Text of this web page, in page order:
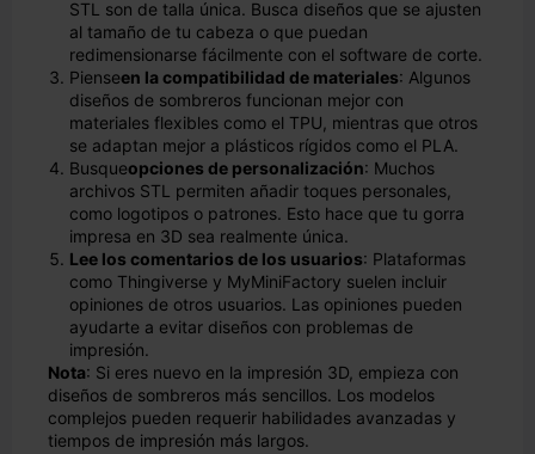
STL son de talla única. Busca diseños que se ajusten
al tamaño de tu cabeza o que puedan
redimensionarse fácilmente con el software de corte.
Pienseen la compatibilidad de materiales: Algunos
diseños de sombreros funcionan mejor con
materiales flexibles como el TPU, mientras que otros
se adaptan mejor a plásticos rígidos como el PLA.
Busqueopciones de personalización: Muchos
archivos STL permiten añadir toques personales,
como logotipos o patrones. Esto hace que tu gorra
impresa en 3D sea realmente única.
Lee los comentarios de los usuarios: Plataformas
como Thingiverse y MyMiniFactory suelen incluir
opiniones de otros usuarios. Las opiniones pueden
ayudarte a evitar diseños con problemas de
impresión.
Nota: Si eres nuevo en la impresión 3D, empieza con
diseños de sombreros más sencillos. Los modelos
complejos pueden requerir habilidades avanzadas y
tiempos de impresión más largos.